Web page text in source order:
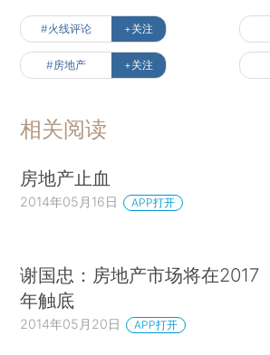
#火线评论 +关注
#房地产 +关注
相关阅读
房地产止血
2014年05月16日 APP打开
谢国忠：房地产市场将在2017
年触底
2014年05月20日 APP打开